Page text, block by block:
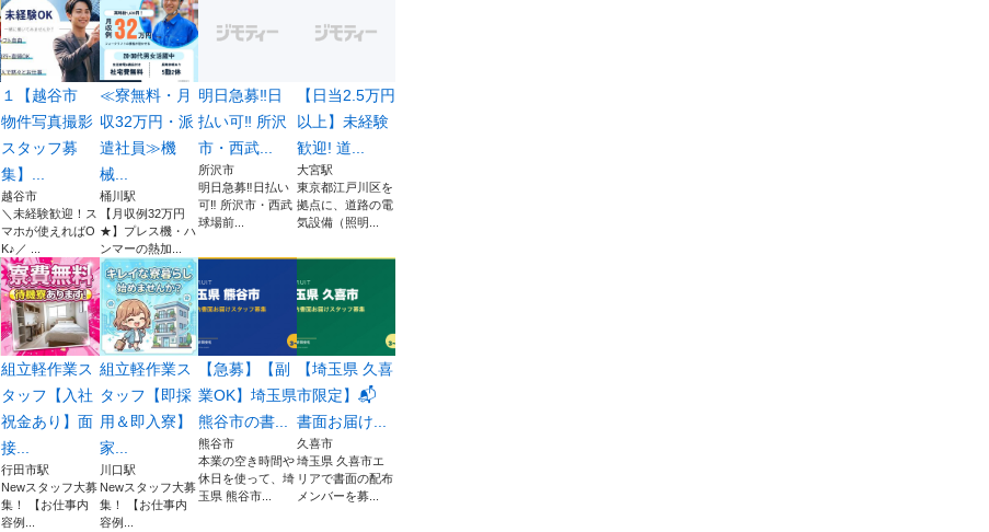
１【越谷市
物件写真撮影
スタッフ募
集】...
越谷市
＼未経験歓迎！ス
マホが使えればO
K♪／ ...
≪寮無料・月
収32万円・派
遣社員≫機
械...
桶川駅
【月収例32万円
★】プレス機・ハ
ンマーの熱加...
明日急募‼️日
払い可‼️ 所沢
市・西武...
所沢市
明日急募‼️日払い
可‼️ 所沢市・西武
球場前...
【日当2.5万円
以上】未経験
歓迎! 道...
大宮駅
東京都江戸川区を
拠点に、道路の電
気設備（照明...
組立軽作業ス
タッフ【入社
祝金あり】面
接...
行田市駅
Newスタッフ大募
集！ 【お仕事内
容例...
組立軽作業ス
タッフ【即採
用＆即入寮】
家...
川口駅
Newスタッフ大募
集！ 【お仕事内
容例...
【急募】【副
業OK】埼玉県
熊谷市の書...
熊谷市
本業の空き時間や
休日を使って、埼
玉県 熊谷市...
【埼玉県 久喜
市限定】📬
書面お届け...
久喜市
埼玉県 久喜市エ
リアで書面の配布
メンバーを募...